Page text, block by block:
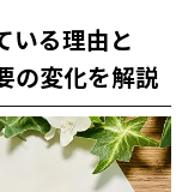
いる理由と
の変化を解説